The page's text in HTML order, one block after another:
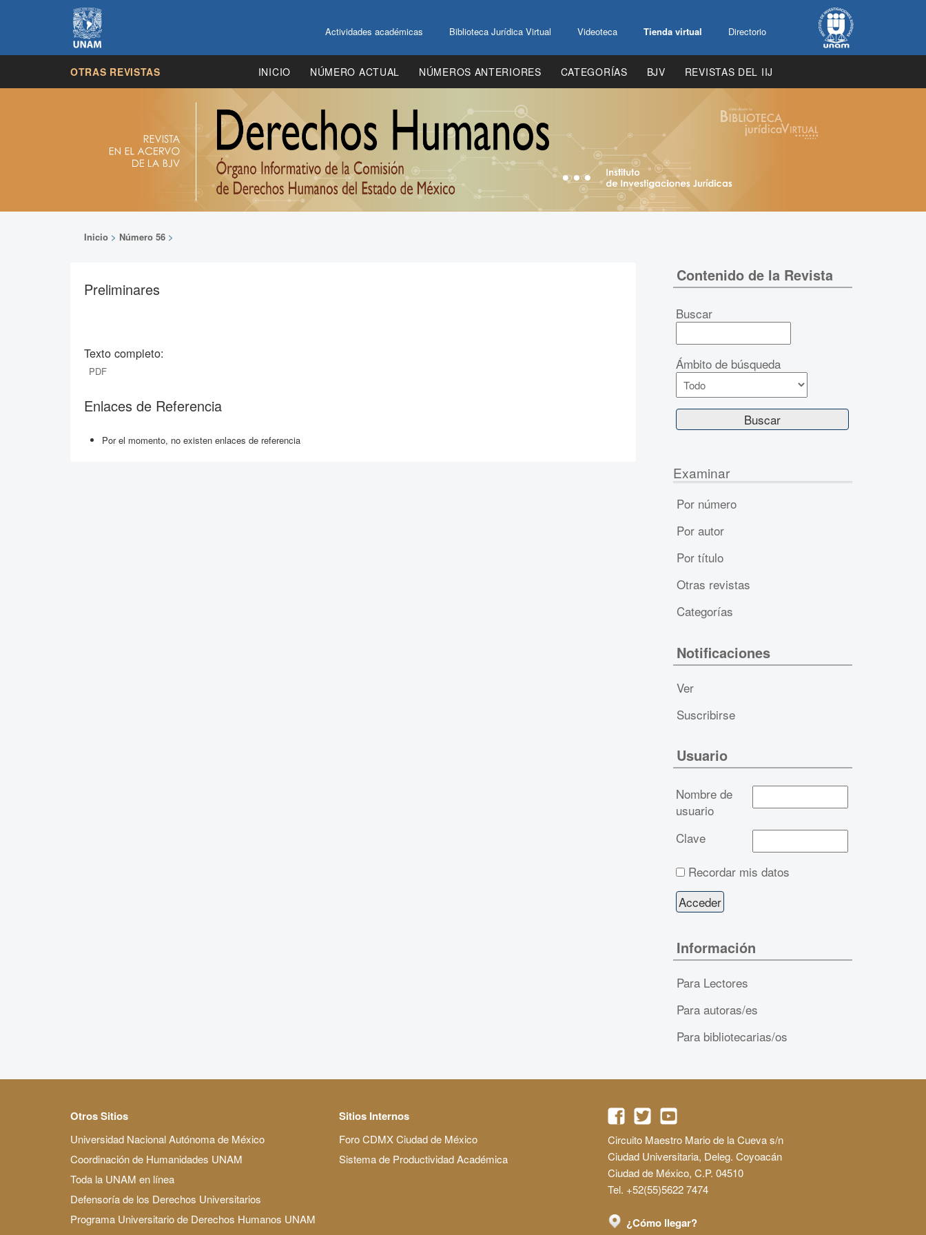
Actividades académicas Biblioteca Jurídica Virtual Videoteca Tienda virtual Directorio
OTRAS REVISTAS INICIO NÚMERO ACTUAL NÚMEROS ANTERIORES CATEGORÍAS BJV REVISTAS DEL IIJ
Inicio > Número 56 >
Preliminares
Texto completo:
PDF
Enlaces de Referencia
Por el momento, no existen enlaces de referencia
Contenido de la Revista
Buscar
Ámbito de búsqueda
Examinar
Por número
Por autor
Por título
Otras revistas
Categorías
Notificaciones
Ver
Suscribirse
Usuario
Nombre de
usuario
Clave
Recordar mis datos
Información
Para Lectores
Para autoras/es
Para bibliotecarias/os
Otros Sitios
Universidad Nacional Autónoma de México
Coordinación de Humanidades UNAM
Toda la UNAM en línea
Defensoría de los Derechos Universitarios
Programa Universitario de Derechos Humanos UNAM
Sitios Internos
Foro CDMX Ciudad de México
Sistema de Productividad Académica
Circuito Maestro Mario de la Cueva s/n
Ciudad Universitaria, Deleg. Coyoacán
Ciudad de México, C.P. 04510
Tel. +52(55)5622 7474
¿Cómo llegar?